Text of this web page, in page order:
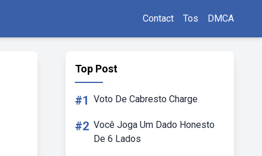
Contact Tos DMCA
Top Post
#1 Voto De Cabresto Charge
#2 Você Joga Um Dado Honesto
De 6 Lados